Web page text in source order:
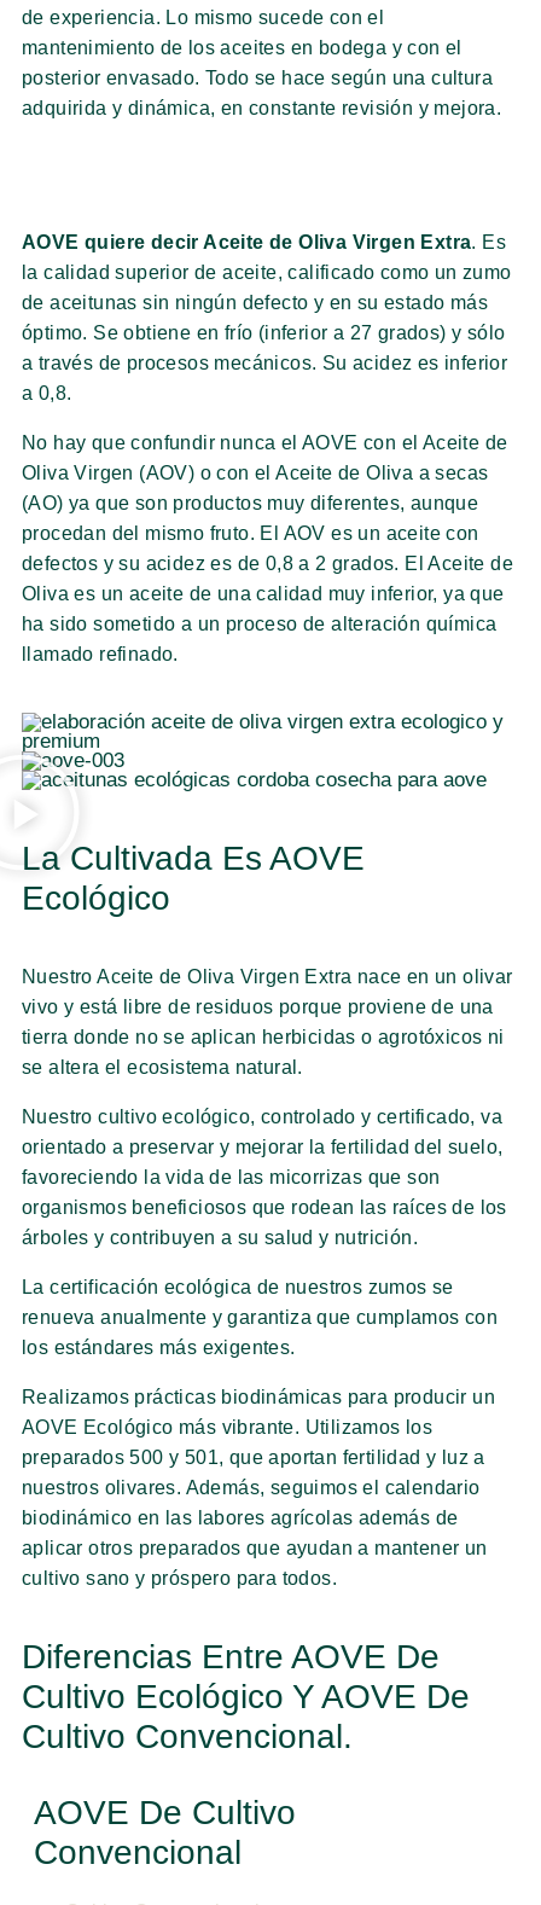
de experiencia. Lo mismo sucede con el
mantenimiento de los aceites en bodega y con el
posterior envasado. Todo se hace según una cultura
adquirida y dinámica, en constante revisión y mejora.
AOVE quiere decir Aceite de Oliva Virgen Extra. Es
la calidad superior de aceite, calificado como un zumo
de aceitunas sin ningún defecto y en su estado más
óptimo. Se obtiene en frío (inferior a 27 grados) y sólo
a través de procesos mecánicos. Su acidez es inferior
a 0,8.
No hay que confundir nunca el AOVE con el Aceite de
Oliva Virgen (AOV) o con el Aceite de Oliva a secas
(AO) ya que son productos muy diferentes, aunque
procedan del mismo fruto. El AOV es un aceite con
defectos y su acidez es de 0,8 a 2 grados. El Aceite de
Oliva es un aceite de una calidad muy inferior, ya que
ha sido sometido a un proceso de alteración química
llamado refinado.
La Cultivada Es AOVE
Ecológico
Nuestro Aceite de Oliva Virgen Extra nace en un olivar
vivo y está libre de residuos porque proviene de una
tierra donde no se aplican herbicidas o agrotóxicos ni
se altera el ecosistema natural.
Nuestro cultivo ecológico, controlado y certificado, va
orientado a preservar y mejorar la fertilidad del suelo,
favoreciendo la vida de las micorrizas que son
organismos beneficiosos que rodean las raíces de los
árboles y contribuyen a su salud y nutrición.
La certificación ecológica de nuestros zumos se
renueva anualmente y garantiza que cumplamos con
los estándares más exigentes.
Realizamos prácticas biodinámicas para producir un
AOVE Ecológico más vibrante. Utilizamos los
preparados 500 y 501, que aportan fertilidad y luz a
nuestros olivares. Además, seguimos el calendario
biodinámico en las labores agrícolas además de
aplicar otros preparados que ayudan a mantener un
cultivo sano y próspero para todos.
Diferencias Entre AOVE De
Cultivo Ecológico Y AOVE De
Cultivo Convencional.
AOVE De Cultivo
Convencional